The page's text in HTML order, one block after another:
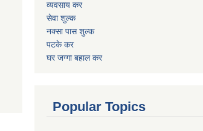
व्यवसाय कर
सेवा शुल्क
नक्सा पास शुल्क
पटके कर
घर जग्गा बहाल कर
Popular Topics